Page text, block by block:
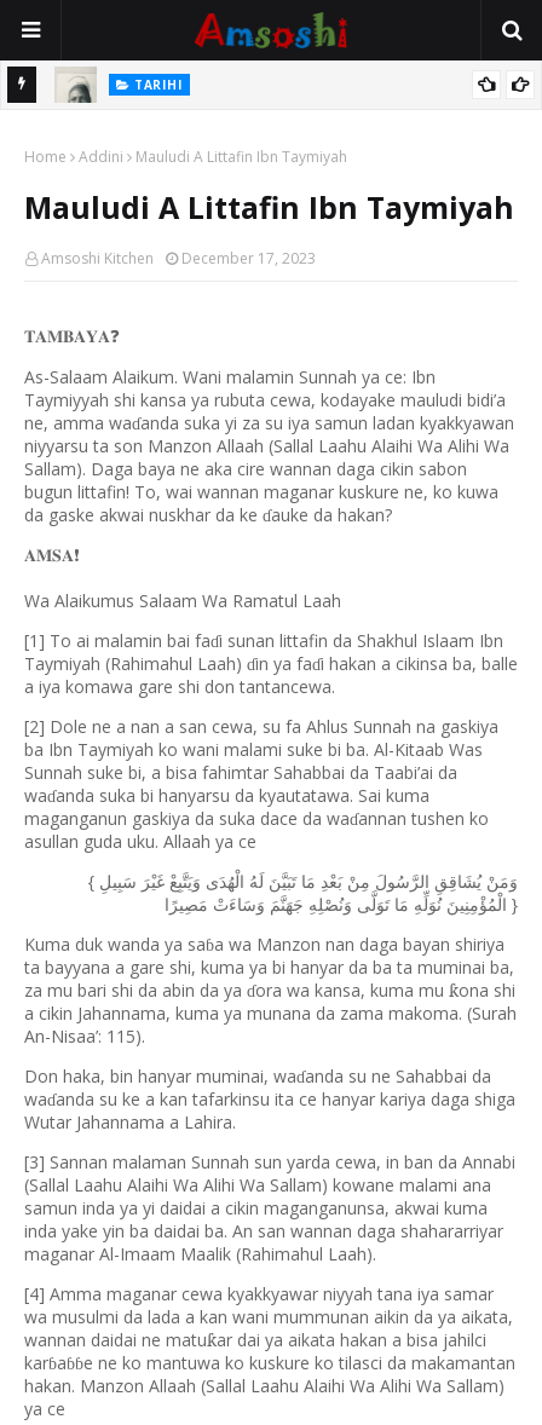
TARIHI
Usman Kure Bungudu
Home Addini Mauludi A Littafin Ibn Taymiyah
Mauludi A Littafin Ibn Taymiyah
Amsoshi Kitchen December 17, 2023
𝐓𝐀𝐌𝐁𝐀𝐘𝐀❓
As-Salaam Alaikum. Wani malamin Sunnah ya ce: Ibn
Taymiyyah shi kansa ya rubuta cewa, kodayake mauludi bidi’a
ne, amma waɗanda suka yi za su iya samun ladan kyakkyawan
niyyarsu ta son Manzon Allaah (Sallal Laahu Alaihi Wa Alihi Wa
Sallam). Daga baya ne aka cire wannan daga cikin sabon
bugun littafin! To, wai wannan maganar kuskure ne, ko kuwa
da gaske akwai nuskhar da ke ɗauke da hakan?
𝐀𝐌𝐒𝐀❗️
Wa Alaikumus Salaam Wa Ramatul Laah
[1] To ai malamin bai faɗi sunan littafin da Shakhul Islaam Ibn
Taymiyah (Rahimahul Laah) ɗin ya faɗi hakan a cikinsa ba, balle
a iya komawa gare shi don tantancewa.
[2] Dole ne a nan a san cewa, su fa Ahlus Sunnah na gaskiya
ba Ibn Taymiyah ko wani malami suke bi ba. Al-Kitaab Was
Sunnah suke bi, a bisa fahimtar Sahabbai da Taabi’ai da
waɗanda suka bi hanyarsu da kyautatawa. Sai kuma
maganganun gaskiya da suka dace da waɗannan tushen ko
asullan guda uku. Allaah ya ce
{
وَمَنْ يُشَاقِقِ الرَّسُولَ مِنْ بَعْدِ مَا تَبَيَّنَ لَهُ الْهُدَى وَيَتَّبِعْ غَيْرَ سَبِيلِ
الْمُؤْمِنِينَ نُوَلِّهِ مَا تَوَلَّى وَنُصْلِهِ جَهَنَّمَ وَسَاءَتْ مَصِيرًا
}
Kuma duk wanda ya saɓa wa Manzon nan daga bayan shiriya
ta bayyana a gare shi, kuma ya bi hanyar da ba ta muminai ba,
za mu bari shi da abin da ya ɗora wa kansa, kuma mu ƙona shi
a cikin Jahannama, kuma ya munana da zama makoma. (Surah
An-Nisaa’: 115).
Don haka, bin hanyar muminai, waɗanda su ne Sahabbai da
waɗanda su ke a kan tafarkinsu ita ce hanyar kariya daga shiga
Wutar Jahannama a Lahira.
[3] Sannan malaman Sunnah sun yarda cewa, in ban da Annabi
(Sallal Laahu Alaihi Wa Alihi Wa Sallam) kowane malami ana
samun inda ya yi daidai a cikin maganganunsa, akwai kuma
inda yake yin ba daidai ba. An san wannan daga shahararriyar
maganar Al-Imaam Maalik (Rahimahul Laah).
[4] Amma maganar cewa kyakkyawar niyyah tana iya samar
wa musulmi da lada a kan wani mummunan aikin da ya aikata,
wannan daidai ne matuƙar dai ya aikata hakan a bisa jahilci
karɓaɓɓe ne ko mantuwa ko kuskure ko tilasci da makamantan
hakan. Manzon Allaah (Sallal Laahu Alaihi Wa Alihi Wa Sallam)
ya ce